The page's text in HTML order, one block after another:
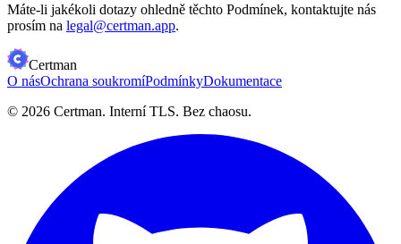
Máte-li jakékoli dotazy ohledně těchto Podmínek, kontaktujte nás
prosím na legal@certman.app.
Certman
O násOchrana soukromíPodmínkyDokumentace
© 2026 Certman. Interní TLS. Bez chaosu.